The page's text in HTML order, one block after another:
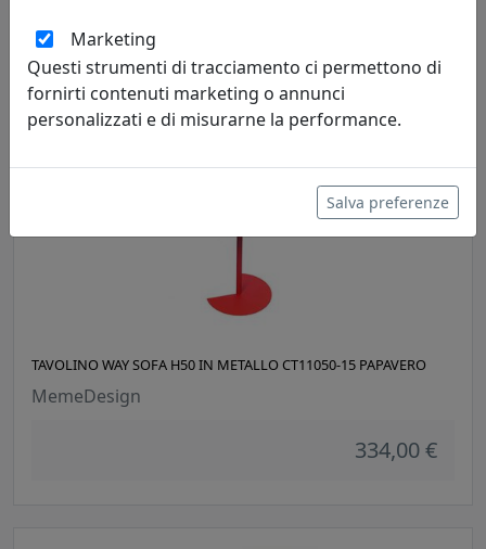
334,00 €
TAVOLINO WAY SOFA H50 IN METALLO CT11050-15 PAPAVERO
MemeDesign
334,00 €
Marketing
Questi strumenti di tracciamento ci permettono di
fornirti contenuti marketing o annunci
personalizzati e di misurarne la performance.
Salva preferenze